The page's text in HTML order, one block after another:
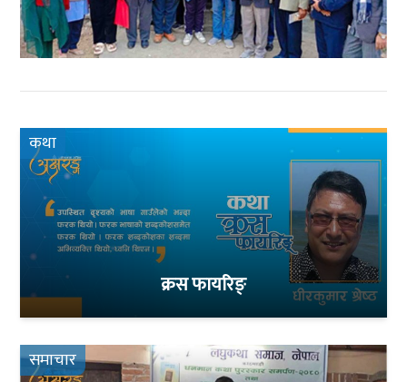
कथा
क्रस फायरिङ्
समाचार